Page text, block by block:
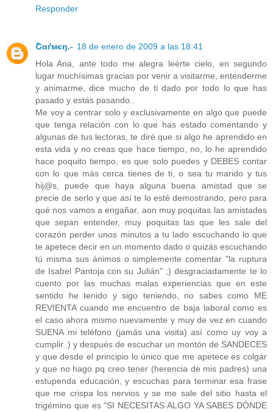
Responder
Շαґмєŋ.- 18 de enero de 2009 a las 18:41
Hola Ana, ante todo me alegra leérte cielo, en segundo
lugar muchísimas gracias por venir a visitarme, entenderme
y animarme, dice mucho de ti dado por todo lo que has
pasado y estás pasando..
Me voy a centrar solo y exclusivamente en algo que puede
que tenga relación con lo que has estado comentando y
algunas de tus lectoras, te diré que si algo he aprendido en
esta vida y no creas que hace tiempo, no, lo he aprendido
hace poquito tiempo, es que solo puedes y DEBES contar
con lo que más cerca tienes de ti, o sea tu marido y tus
hij@s, puede que haya alguna buena amistad que se
precie de serlo y que así te lo esté demostrando, pero para
qué nos vamos a engañar, aon muy poquitas las amistades
que sepan entender, muy poquitas las que les sale del
corazón perder unos minutos a tu lado escuchando lo que
te apetece decir en un momento dado o quizás escuchando
tú misma sus ánimos o simplemente comentar "la ruptura
de Isabel Pantoja con su Julián" ;) desgraciadamente te lo
cuento por las muchas malas experiencias que en este
sentido he tenido y sigo teniendo, no sabes como ME
REVIENTA cuando me encuentro de baja laboral como es
el caso ahora mismo nuevamente y muy de vez en cuando
SUENA mi teléfono (jamás una visita) así como uy voy a
cumplir..) y después de escuchar un montón de SANDECES
y que desde el principio lo único que me apetece es colgar
y que no hago pq creo tener (herencia de mis padres) una
estupenda educación, y escuchas para terminar esa frase
que me crispa los nervios y se me sale del sitio hasta el
trigémino que es "SI NECESITAS ALGO YA SABES DÓNDE